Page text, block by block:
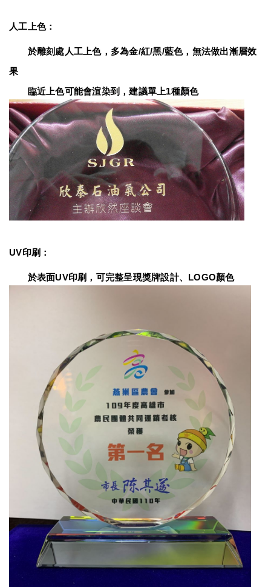
人工上色：
於雕刻處人工上色，多為金/紅/黑/藍色，無法做出漸層效
果
臨近上色可能會渲染到，建議單上1種顏色
UV印刷：
於表面UV印刷，可完整呈現獎牌設計、LOGO顏色